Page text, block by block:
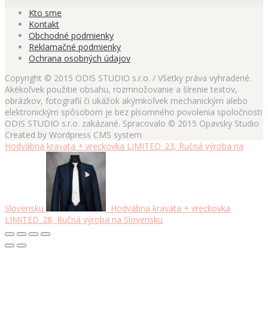
Kto sme
Kontakt
Obchodné podmienky
Reklamačné podmienky
Ochrana osobných údajov
Copyright © 2015 ODIS STUDIO s.r.o. / Všetky práva vyhradené.
Akékoľvek použitie obsahu, rozmnožovanie a šírenie textov,
obrázkov, fotografií či ukážok akýmkoľvek mechanickým alebo
elektronickým spôsobom je bez písomného povolenia spoločnosti
ODIS STUDIO s.r.o. zakázané. Spracovalo © 2015 Opavsky Studio
Created by Wordpress CMS system
Hodvábna kravata + vreckovka LIMITED_23, Ručná výroba na
Slovensku
Hodvábna kravata + vreckovka
LIMITED_28, Ručná výroba na Slovensku